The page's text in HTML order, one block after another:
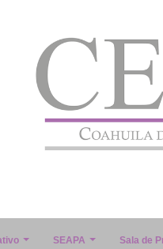
SEAPA Sala de